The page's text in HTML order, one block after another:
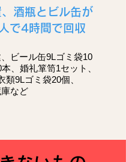
酒瓶とビル缶が
で4時間で回収
ビール缶9Lゴミ袋10
、婚礼箪笥1セット、
類9Lゴミ袋20個、
など